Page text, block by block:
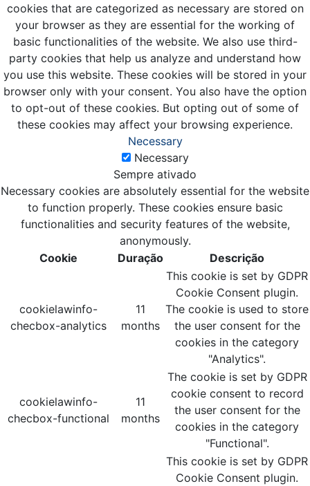
cookies that are categorized as necessary are stored on
your browser as they are essential for the working of
basic functionalities of the website. We also use third-
party cookies that help us analyze and understand how
you use this website. These cookies will be stored in your
browser only with your consent. You also have the option
to opt-out of these cookies. But opting out of some of
these cookies may affect your browsing experience.
Necessary
Necessary
Sempre ativado
Necessary cookies are absolutely essential for the website
to function properly. These cookies ensure basic
functionalities and security features of the website,
anonymously.
Cookie
Duração Descrição
cookielawinfo-
checbox-analytics
11
months
This cookie is set by GDPR
Cookie Consent plugin.
The cookie is used to store
the user consent for the
cookies in the category
"Analytics".
cookielawinfo-
checbox-functional
11
months
The cookie is set by GDPR
cookie consent to record
the user consent for the
cookies in the category
"Functional".
This cookie is set by GDPR
Cookie Consent plugin.